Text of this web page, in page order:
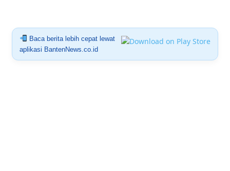
Baca berita lebih cepat lewat
aplikasi BantenNews.co.id